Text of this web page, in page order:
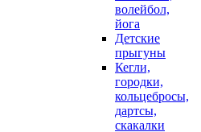
волейбол,
йога
Детские
прыгуны
Кегли,
городки,
кольцебросы,
дартсы,
скакалки